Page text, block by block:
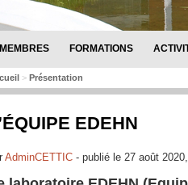
MEMBRES FORMATIONS
> Présentation
EDEHN
AdminCETTIC - publié le 27 août 2020